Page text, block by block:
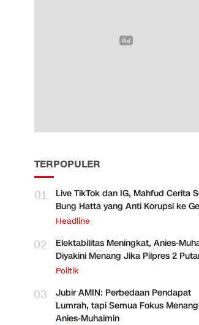
TERPOPULER
01
Live TikTok dan IG, Mahfud Cerita
Bung Hatta yang Anti Korupsi ke
Headline
02
Elektabilitas Meningkat, Anies-
Diyakini Menang Jika Pilpres 2
Politik
03
Jubir AMIN: Perbedaan Pendapat
Lumrah, tapi Semua Fokus
Anies-Muhaimin